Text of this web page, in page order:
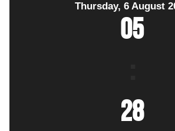
Thursday, 6 August
05
28